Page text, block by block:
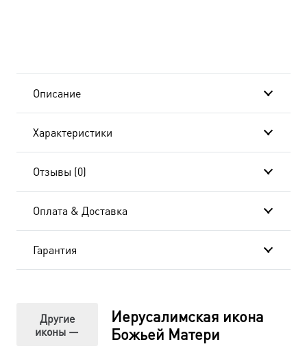
коробке
Описание
Характеристики
Отзывы (0)
Оплата & Доставка
Гарантия
Другие
иконы —
Иерусалимская икона
Божьей Матери